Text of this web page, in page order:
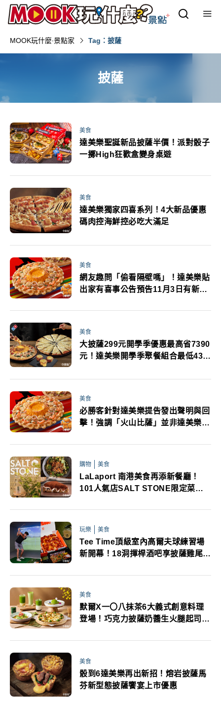
MOOK玩什麼‧景點家 Tag：披薩
披薩
美食
達美樂聖誕新品披薩半價！派對骰子
一擲High狂歡盒變身桌遊
美食
達美樂獨家四喜系列！4大新品優惠
碼肉控海鮮控必吃大滿足
美食
網友趣問「偷看隔壁嗎」！達美樂貼
出家有喜事公告預告11月3日有新成
美食
大披薩299元開學季優惠最高省7390
元！達美樂開學季聚餐組合最低43折
美食
必勝客針對達美樂提告發出聲明與回
擊！強調「火山比薩」並非達美樂首
購物 美食
LaLaport 南港美食再添新餐廳！
101人氣店SALT STONE限定菜色
玩樂 美食
Tee Time頂級室內高爾夫球練習場
新開幕！18洞揮桿酒吧享披薩雞尾酒
美食
默爾X一〇八抹茶6大義式創意料理
登場！巧克力披薩奶醬生火腿起司義
美食
骰到6達美樂再出新招！熔岩披薩馬
芬新型態披薩饗宴上市優惠